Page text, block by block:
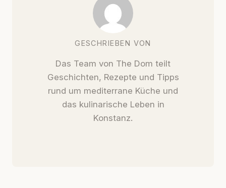
GESCHRIEBEN VON
Das Team von The Dom teilt
Geschichten, Rezepte und Tipps
rund um mediterrane Küche und
das kulinarische Leben in
Konstanz.